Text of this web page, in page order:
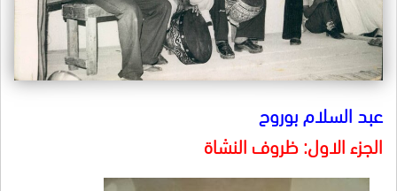
عبد السلام بوروح
الجزء الاول: ظروف النشاة